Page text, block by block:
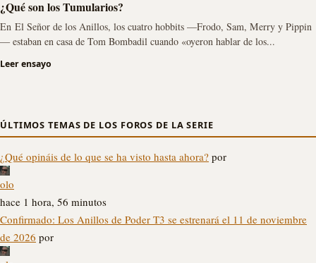
¿Qué son los Tumularios?
En El Señor de los Anillos, los cuatro hobbits —Frodo, Sam, Merry y Pippin
— estaban en casa de Tom Bombadil cuando «oyeron hablar de los...
Leer ensayo
ÚLTIMOS TEMAS DE LOS FOROS DE LA SERIE
¿Qué opináis de lo que se ha visto hasta ahora? por
olo
hace 1 hora, 56 minutos
Confirmado: Los Anillos de Poder T3 se estrenará el 11 de noviembre
de 2026 por